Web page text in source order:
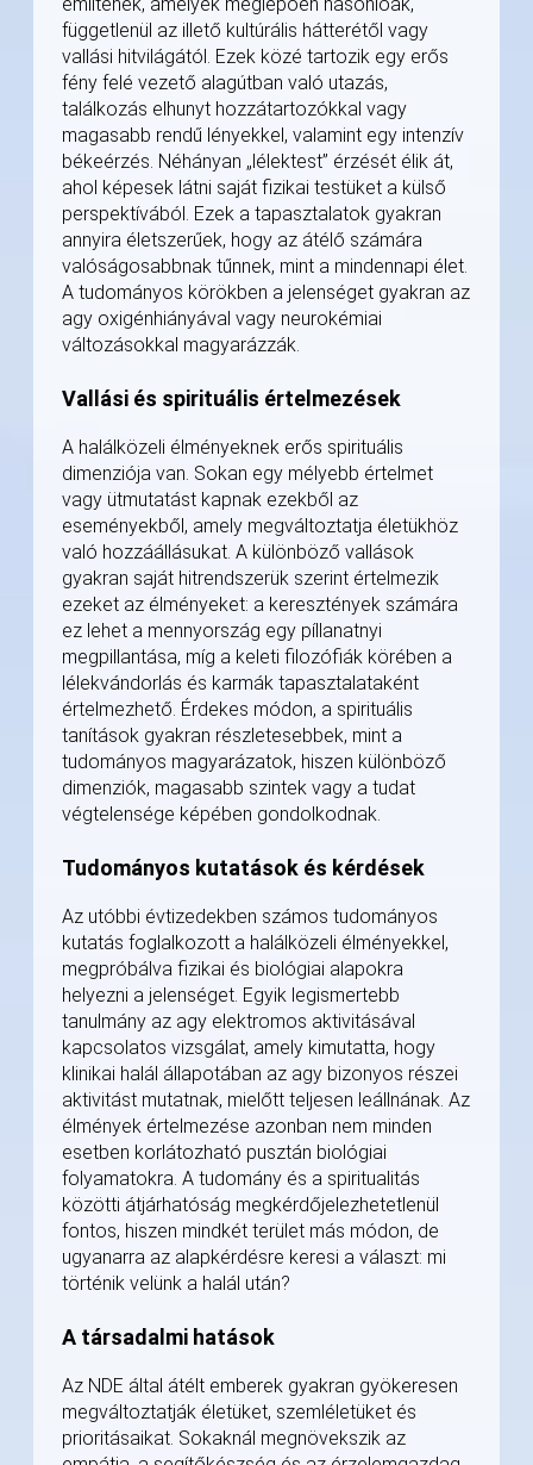
említenek, amelyek meglepően hasonlóak,
függetlenül az illető kultúrális hátterétől vagy
vallási hitvilágától. Ezek közé tartozik egy erős
fény felé vezető alagútban való utazás,
találkozás elhunyt hozzátartozókkal vagy
magasabb rendű lényekkel, valamint egy intenzív
békeérzés. Néhányan „lélektest” érzését élik át,
ahol képesek látni saját fizikai testüket a külső
perspektívából. Ezek a tapasztalatok gyakran
annyira életszerűek, hogy az átélő számára
valóságosabbnak tűnnek, mint a mindennapi élet.
A tudományos körökben a jelenséget gyakran az
agy oxigénhiányával vagy neurokémiai
változásokkal magyarázzák.
Vallási és spirituális értelmezések
A halálközeli élményeknek erős spirituális
dimenziója van. Sokan egy mélyebb értelmet
vagy ütmutatást kapnak ezekből az
eseményekből, amely megváltoztatja életükhöz
való hozzáállásukat. A különböző vallások
gyakran saját hitrendszerük szerint értelmezik
ezeket az élményeket: a keresztények számára
ez lehet a mennyország egy píllanatnyi
megpillantása, míg a keleti filozófiák körében a
lélekvándorlás és karmák tapasztalataként
értelmezhető. Érdekes módon, a spirituális
tanítások gyakran részletesebbek, mint a
tudományos magyarázatok, hiszen különböző
dimenziók, magasabb szintek vagy a tudat
végtelensége képében gondolkodnak.
Tudományos kutatások és kérdések
Az utóbbi évtizedekben számos tudományos
kutatás foglalkozott a halálközeli élményekkel,
megpróbálva fizikai és biológiai alapokra
helyezni a jelenséget. Egyik legismertebb
tanulmány az agy elektromos aktivitásával
kapcsolatos vizsgálat, amely kimutatta, hogy
klinikai halál állapotában az agy bizonyos részei
aktivitást mutatnak, mielőtt teljesen leállnának. Az
élmények értelmezése azonban nem minden
esetben korlátozható pusztán biológiai
folyamatokra. A tudomány és a spiritualitás
közötti átjárhatóság megkérdőjelezhetetlenül
fontos, hiszen mindkét terület más módon, de
ugyanarra az alapkérdésre keresi a választ: mi
történik velünk a halál után?
A társadalmi hatások
Az NDE által átélt emberek gyakran gyökeresen
megváltoztatják életüket, szemléletüket és
prioritásaikat. Sokaknál megnövekszik az